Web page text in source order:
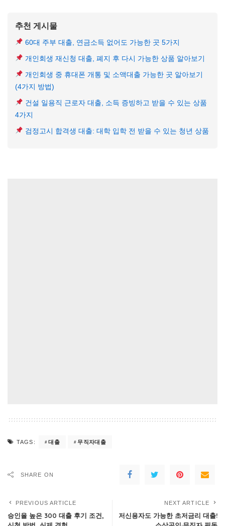
추천 게시물
60대 주부 대출, 연금소득 없어도 가능한 곳 5가지
개인회생 재신청 대출, 폐지 후 다시 가능한 상품 알아보기
개인회생 중 휴대폰 개통 및 소액대출 가능한 곳 알아보기
(4가지 방법)
건설 일용직 근로자 대출, 소득 증빙하고 받을 수 있는 상품
4가지
검정고시 합격생 대출: 대학 입학 전 받을 수 있는 청년 상품
TAGS: 대출 무직자대출
SHARE ON
PREVIOUS ARTICLE
승인율 높은 300 대출 후기 조건,
NEXT ARTICLE
저신용자도 가능한 초저금리 대출!